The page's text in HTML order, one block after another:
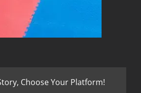
Choose Your Platform!